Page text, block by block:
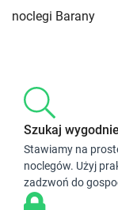
noclegi Barany
Szukaj wygodnie
Stawiamy na
noclegów. Użyj
zadzwoń do